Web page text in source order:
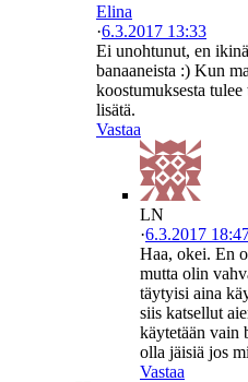
Elina
·6.3.2017 13:33
Ei unohtunut, en
banaaneista :) Kun
koostumuksesta
lisätä.
Vastaa
LN
·6.3.2017
Haa, okei. En
mutta olin
täytyisi aina
siis katsellut
käytetään vain
olla jäisiä jos
Vastaa